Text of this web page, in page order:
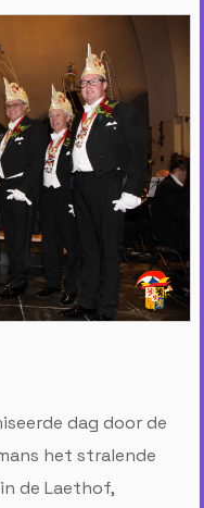
dag door de
het stralende
de Laethof,